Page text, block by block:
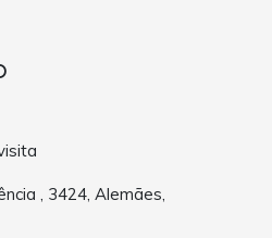
, 3424, Alemães,